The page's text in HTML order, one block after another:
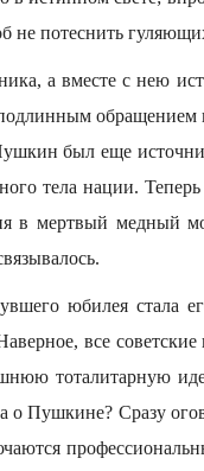
не потеснить
а вместе с нею
обращением
был еще
тела нации.
в мертвый медный
юбилея стала
все
тоталитарную
Пушкине? Сразу